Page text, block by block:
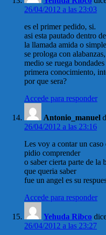
26/04/2012 a las 23:03
es el primer pedido, si.
asi esta pautado dentro
la llamada amida o
se prologa con
medio se ruega
primera conocimiento,
por que sera?
Accede para responder
Antonio_manuel
26/04/2012 a las 23:16
Les voy a contar un
pidio comprender
o saber cierta parte de
que queria saber
fue un angel es su
Accede para responder
Yehuda Ribco
26/04/2012 a las 23:27